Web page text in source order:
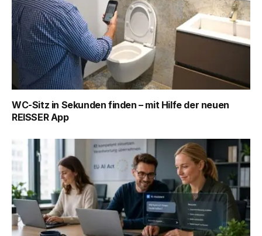
WC-Sitz in Sekunden finden – mit Hilfe der neuen
REISSER App